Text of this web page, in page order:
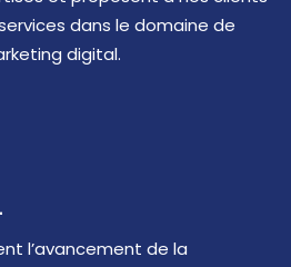
dans le domaine de
digital.
l’avancement de la